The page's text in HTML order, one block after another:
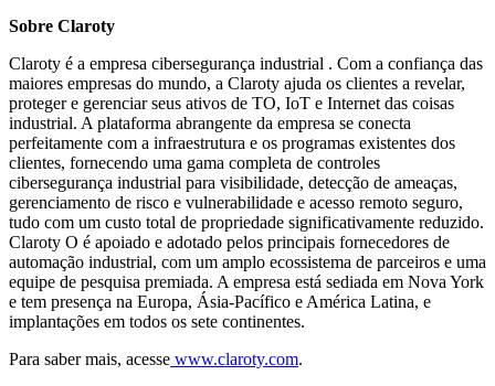
Sobre Claroty
Claroty é a empresa cibersegurança industrial . Com a confiança das
maiores empresas do mundo, a Claroty ajuda os clientes a revelar,
proteger e gerenciar seus ativos de TO, IoT e Internet das coisas
industrial. A plataforma abrangente da empresa se conecta
perfeitamente com a infraestrutura e os programas existentes dos
clientes, fornecendo uma gama completa de controles
cibersegurança industrial para visibilidade, detecção de ameaças,
gerenciamento de risco e vulnerabilidade e acesso remoto seguro,
tudo com um custo total de propriedade significativamente reduzido.
Claroty O é apoiado e adotado pelos principais fornecedores de
automação industrial, com um amplo ecossistema de parceiros e uma
equipe de pesquisa premiada. A empresa está sediada em Nova York
e tem presença na Europa, Ásia-Pacífico e América Latina, e
implantações em todos os sete continentes.
Para saber mais, acesse www.claroty.com.